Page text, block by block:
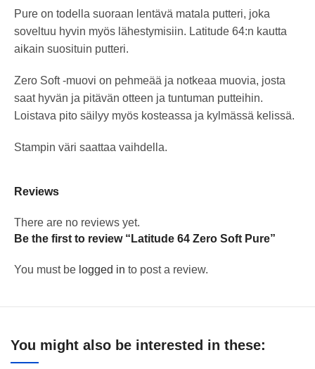
Pure on todella suoraan lentävä matala putteri, joka
soveltuu hyvin myös lähestymisiin. Latitude 64:n kautta
aikain suosituin putteri.
Zero Soft -muovi on pehmeää ja notkeaa muovia, josta
saat hyvän ja pitävän otteen ja tuntuman putteihin.
Loistava pito säilyy myös kosteassa ja kylmässä kelissä.
Stampin väri saattaa vaihdella.
Reviews
There are no reviews yet.
Be the first to review “Latitude 64 Zero Soft Pure”
You must be logged in to post a review.
You might also be interested in these: